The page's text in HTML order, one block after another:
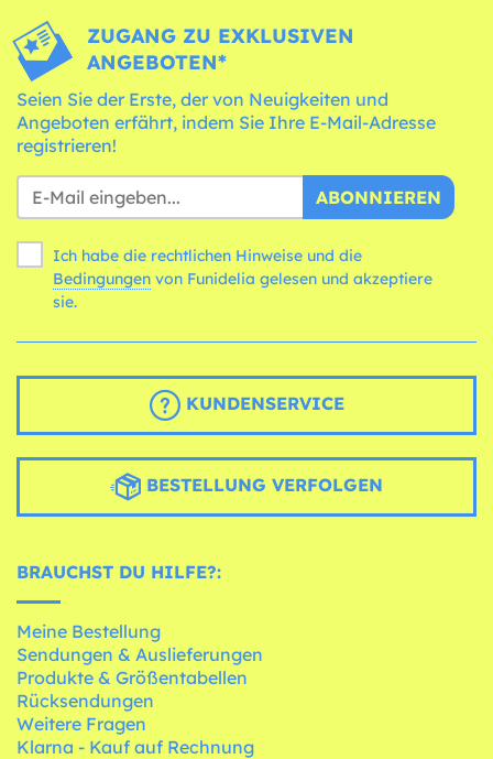
ZUGANG ZU EXKLUSIVEN
ANGEBOTEN*
Seien Sie der Erste, der von Neuigkeiten und
Angeboten erfährt, indem Sie Ihre E-Mail-Adresse
registrieren!
ABONNIEREN
Ich habe die rechtlichen Hinweise und die
Bedingungen
sie.
KUNDENSERVICE
BESTELLUNG VERFOLGEN
BRAUCHST DU HILFE?:
Meine Bestellung
Sendungen & Auslieferungen
Produkte & Größentabellen
Rücksendungen
Weitere Fragen
Klarna - Kauf auf Rechnung